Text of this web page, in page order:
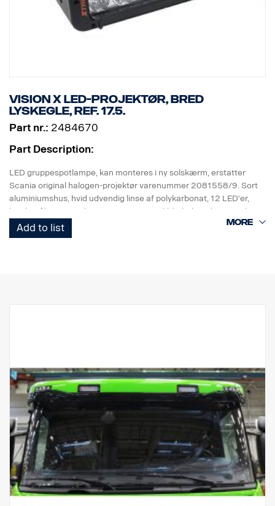
Vision X LED-projektør, Bred
lyskegle, Ref. 17.5.
Part nr.: 2484670
Part Description:
LED gruppespotlampe, kan monteres i ny solskærm, erstatter
Scania original halogen-projektør varenummer 2081558/9. Sort
aluminiumshus, hvid udvendig linse af polykarbonat, 12 LED'er,
bred stråle: 25 grader Scania-version inkl. kabel med Tyco-stik, 24
V, IP68, E9.
Add to list